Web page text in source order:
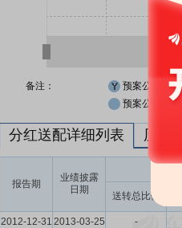
备注： 预案公布日
预案公布日前
分红送配详细列表 历次
报告期
业绩披露
日期
送转总比例
2012-12-31 2013-03-25 -